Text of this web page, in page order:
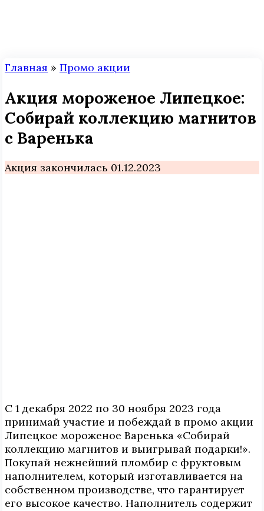
Главная » Промо акции
Акция мороженое Липецкое:
Собирай коллекцию магнитов
с Варенька
Акция закончилась 01.12.2023
С 1 декабря 2022 по 30 ноября 2023 года
принимай участие и побеждай в промо акции
Липецкое мороженое Варенька «Собирай
коллекцию магнитов и выигрывай подарки!».
Покупай нежнейший пломбир с фруктовым
наполнителем, который изготавливается на
собственном производстве, что гарантирует
его высокое качество. Наполнитель содержит